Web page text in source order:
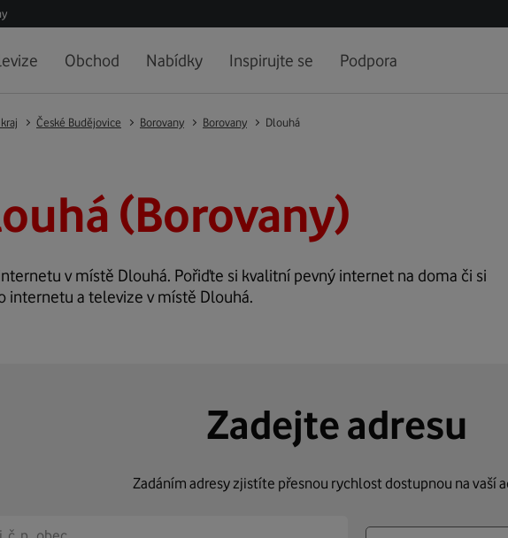
Obchod Nabídky Inspirujte se Podpora
České Budějovice Borovany Borovany Dlouhá
(Borovany)
v místě Dlouhá. Pořiďte si kvalitní pevný internet na doma či si
a televize v místě Dlouhá.
Zadejte adresu
Zadáním adresy zjistíte přesnou rychlost dostupnou na vaší